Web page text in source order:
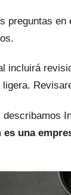
preguntas
incluirá
una